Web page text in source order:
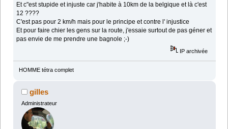
Et c"est stupide et injuste car j'habite à 10km de la belgique et là c'est
12 ????
C'est pas pour 2 km/h mais pour le principe et contre l' injustice
Et pour faire chier les gens sur la route, j'essaie surtout de pas géner et
pas envie de me prendre une bagnole ;-)
IP archivée
HOMME tétra complet
gilles
Administrateur